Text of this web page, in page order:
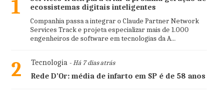
1
ecossistemas digitais inteligentes
Companhia passa a integrar o Claude Partner Network
Services Track e projeta especializar mais de 1.000
engenheiros de software em tecnologias da A...
2 Tecnologia- Há 7 dias atrás
Rede D’Or: média de infarto em SP é de 58 anos